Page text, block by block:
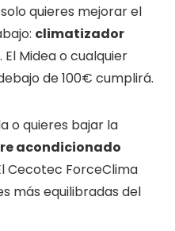
quieres mejorar el
climatizador
. El Midea o cualquier
de 100€ cumplirá.
o quieres bajar la
acondicionado
Cecotec ForceClima
más equilibradas del